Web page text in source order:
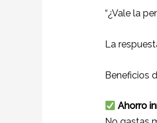
“¿Vale la
La
Beneficios
Ahorro